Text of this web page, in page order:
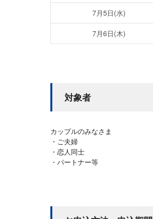
7月5日(水)
7月6日(木)
対象者
カップルのみなさま
ご夫婦
恋人同士
パートナー等